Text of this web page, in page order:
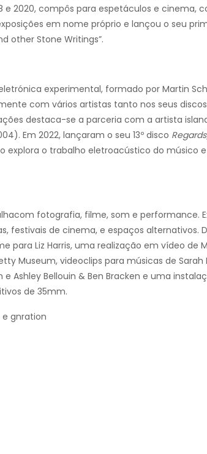
e 2020, compôs para espetáculos e cinema,
em nome próprio e lançou o seu
other Stone Writings”.
experimental, formado por Martin
com vários artistas tanto nos seus
destaca-se a parceria com a artista
Em 2022, lançaram o seu 13º disco
explora o trabalho eletroacústico do músico
fotografia, filme, som e performance.
festivais de cinema, e espaços alternativos.
Liz Harris, uma realização em vídeo de
Museum, videoclips para músicas de Sarah
e Ashley Bellouin & Ben Bracken e uma
de 35mm.
e gnration